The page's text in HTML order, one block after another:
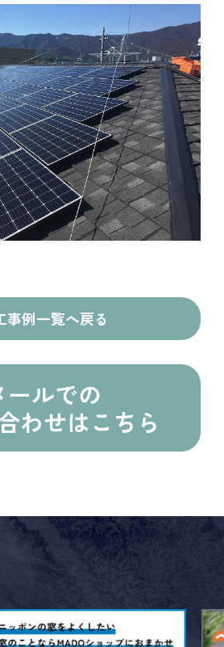
事例一覧へ戻る
ールでの
わせはこちら